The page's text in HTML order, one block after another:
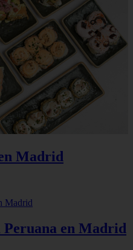
Madrid
en Madrid